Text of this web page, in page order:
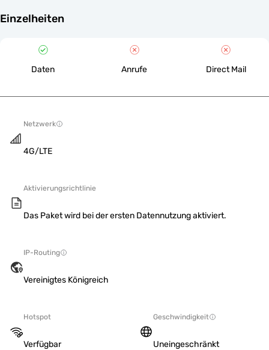
Einzelheiten
Daten Anrufe Direct Mail
Netzwerk
4G/LTE
Aktivierungsrichtlinie
Das Paket wird bei der ersten Datennutzung aktiviert.
IP-Routing
Vereinigtes Königreich
Hotspot
Verfügbar
Geschwindigkeit
Uneingeschränkt